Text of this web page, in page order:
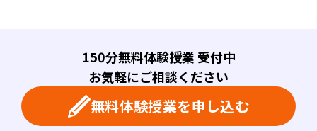
150分無料体験授業 受付中
お気軽にご相談ください
無料体験授業を申し込む